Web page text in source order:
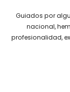
Guiados por
nacional,
profesionalidad,